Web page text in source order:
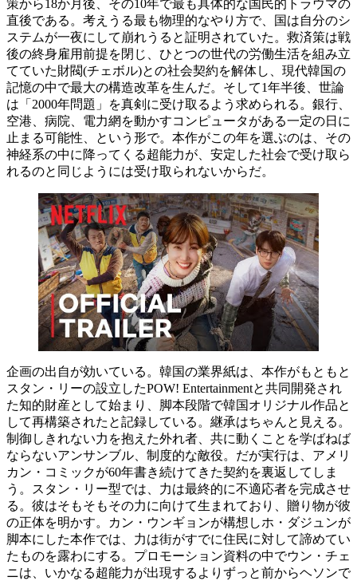
策から18か月後、その10年で最も具体的な国民的トラウマの
直後である。考えうる最も物理的なやり方で、国は自分のシ
ステムが一夜にして崩れうると証明されていた。救済策は戦
後の終身雇用前提を閉じ、ひとつの世代の労働生活を組み立
てていた財閥(チェボル)との社会契約を解体し、現代韓国の
記憶の中で最大の構造改革を生んだ。そして1年半後、世論
は「2000年問題」を真剣に受け取るよう求められる。銀行、
空港、病院、電力網を動かすコンピュータがある一定の日に
止まる可能性、という形で。本作がこの年を選ぶのは、その
神経系の中に降ってくる超能力が、安定した社会で受け取ら
れるのと同じようには受け取られないからだ。
企画の出自が効いている。韓国の業界紙は、本作がもともと
スタン・リーの設立したPOW! Entertainmentと共同開発され
た知的財産として始まり、脚本段階で韓国オリジナル作品と
して再構築されたと記録している。継承はちゃんと見える。
制御しきれない力を抱えた外れ者、共に動くことを学ばねば
ならないアンサンブル、制度的な敵役。だが実行は、アメリ
カン・コミックが60年書き続けてきた契約を裏返してしま
う。スタン・リー型では、力は最終的に不適応者を完成させ
る。彼はそもそもその力に向けて生まれており、贈り物が彼
の正体を明かす。カン・ウンギョンが構想しホ・ダジュンが
脚本にした本作では、力は街がすでに住民に対して諦めてい
たものを露わにする。プロモーション資料の中でウン・チェ
ニは、いかなる超能力が出現するよりずっと前からヘソンで